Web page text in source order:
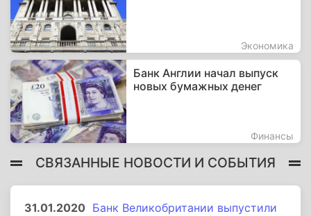
Экономика
Банк Англии начал выпуск
новых бумажных денег
Финансы
СВЯЗАННЫЕ НОВОСТИ И СОБЫТИЯ
31.01.2020 Банк Великобритании выпустили